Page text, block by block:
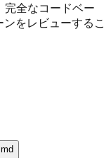
完全なコードベー
をレビューするこ